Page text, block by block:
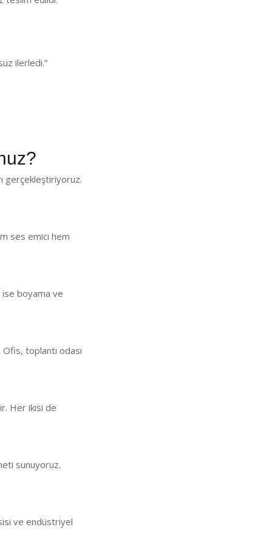
ilerledi.”
gerçekleştiriyoruz.
ses emici hem
ise boyama ve
toplantı odası
Her ikisi de
sunuyoruz.
ve endüstriyel